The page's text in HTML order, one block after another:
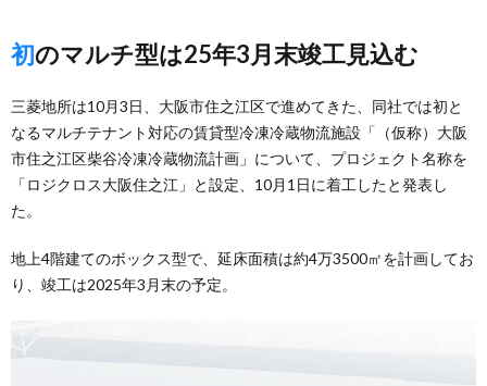
初のマルチ型は25年3月末竣工見込む
三菱地所は10月3日、大阪市住之江区で進めてきた、同社では初と
なるマルチテナント対応の賃貸型冷凍冷蔵物流施設「（仮称）大阪
市住之江区柴谷冷凍冷蔵物流計画」について、プロジェクト名称を
「ロジクロス大阪住之江」と設定、10月1日に着工したと発表し
た。
地上4階建てのボックス型で、延床面積は約4万3500㎡を計画してお
り、竣工は2025年3月末の予定。